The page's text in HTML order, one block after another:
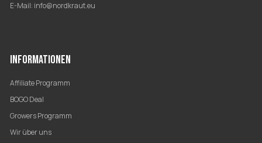
E-Mail: info@nordkraut.eu
INFORMATIONEN
Affiliate Programm
BOGO Deal
Growers Programm
Wir über uns